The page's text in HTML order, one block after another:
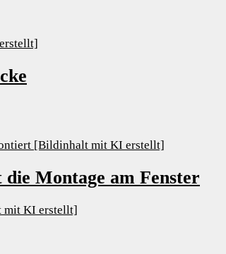
Montage am Fenster